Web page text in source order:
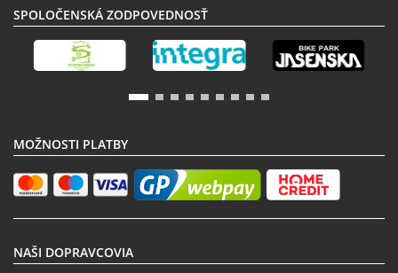
SPOLOČENSKÁ ZODPOVEDNOSŤ
MOŽNOSTI PLATBY
NAŠI DOPRAVCOVIA